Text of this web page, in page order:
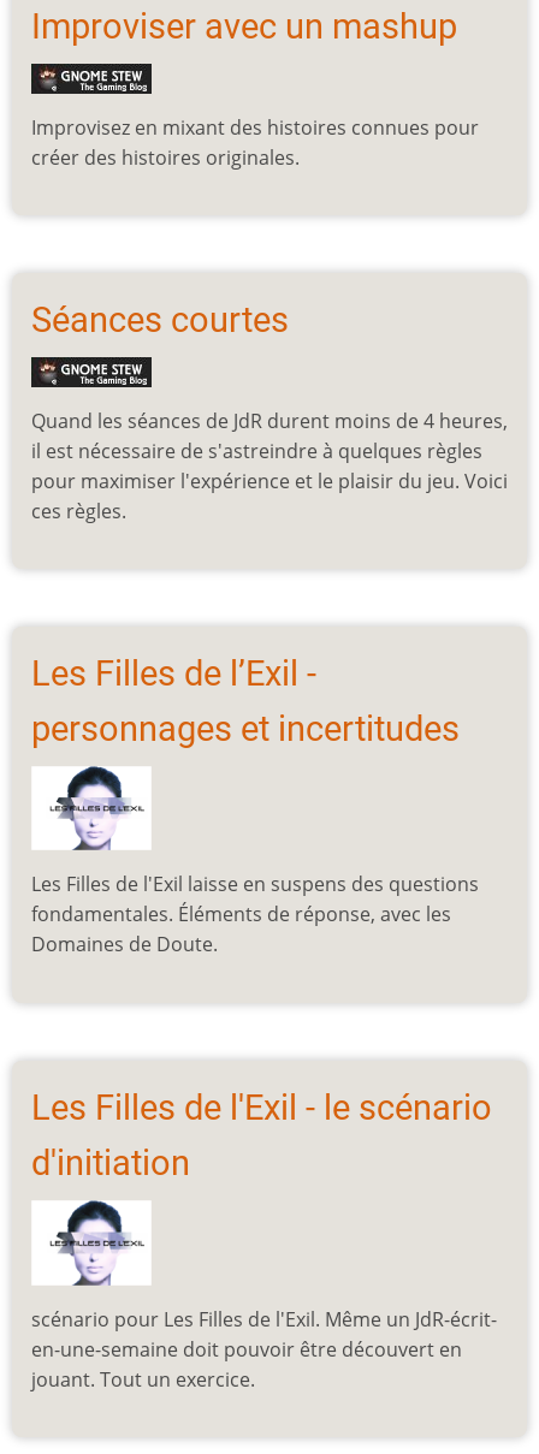
Improviser avec un mashup
Improvisez en mixant des histoires connues pour
créer des histoires originales.
Séances courtes
Quand les séances de JdR durent moins de 4 heures,
il est nécessaire de s'astreindre à quelques règles
pour maximiser l'expérience et le plaisir du jeu. Voici
ces règles.
Les Filles de l’Exil -
personnages et incertitudes
Les Filles de l'Exil laisse en suspens des questions
fondamentales. Éléments de réponse, avec les
Domaines de Doute.
Les Filles de l'Exil - le scénario
d'initiation
scénario pour Les Filles de l'Exil. Même un JdR-écrit-
en-une-semaine doit pouvoir être découvert en
jouant. Tout un exercice.